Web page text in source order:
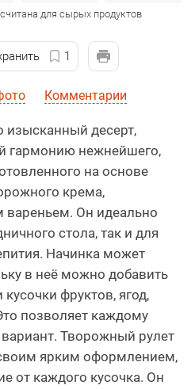
для сырых продуктов
1
Комментарии
изысканный десерт,
гармонию нежнейшего,
на основе
крема,
вареньем. Он идеально
стола, так и для
Начинка может
в неё можно добавить
фруктов, ягод,
позволяет каждому
Творожный рулет
ярким оформлением,
от каждого кусочка. Он